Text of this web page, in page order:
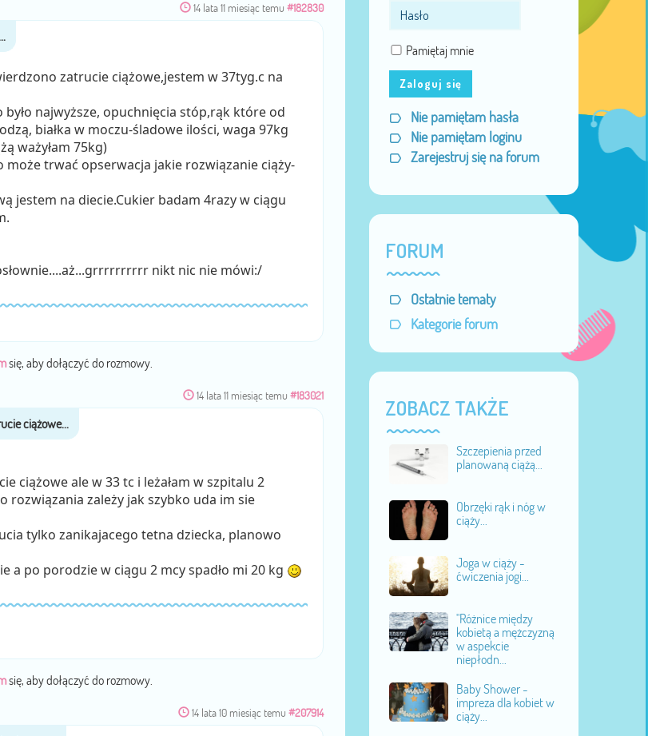
14 lata 11 miesiąc temu #182830
zatrucie ciążowe,jestem w 37tyg.c na
najwyższe, opuchnięcia stóp,rąk które od
białka w moczu-śladowe ilości, waga 97kg
ważyłam 75kg)
może trwać opserwacja jakie rozwiązanie ciąży-
jestem na diecie.Cukier badam 4razy w ciągu
nikt nic nie mówi:/
się, aby dołączyć do rozmowy.
14 lata 11 miesiąc temu #183021
ciążowe ale w 33 tc i leżałam w szpitalu 2
rozwiązania zależy jak szybko uda im sie
tylko zanikajacego tetna dziecka, planowo
a po porodzie w ciągu 2 mcy spadło mi 20 kg
się, aby dołączyć do rozmowy.
14 lata 10 miesiąc temu #207914
Pamiętaj mnie
Zaloguj się
Nie pamiętam hasła
Nie pamiętam loginu
Zarejestruj się na forum
FORUM
Ostatnie tematy
Kategorie forum
ZOBACZ TAKŻE
Szczepienia przed
planowaną ciążą...
Obrzęki rąk i nóg w
ciąży...
Joga w ciąży -
ćwiczenia jogi...
"Różnice między
kobietą a mężczyzną
w aspekcie
niepłodn...
Baby Shower -
impreza dla kobiet w
ciąży...